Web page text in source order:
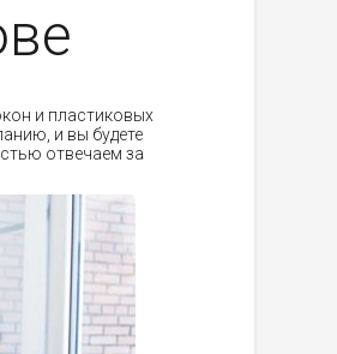
и пластиковых
и вы будете
отвечаем за